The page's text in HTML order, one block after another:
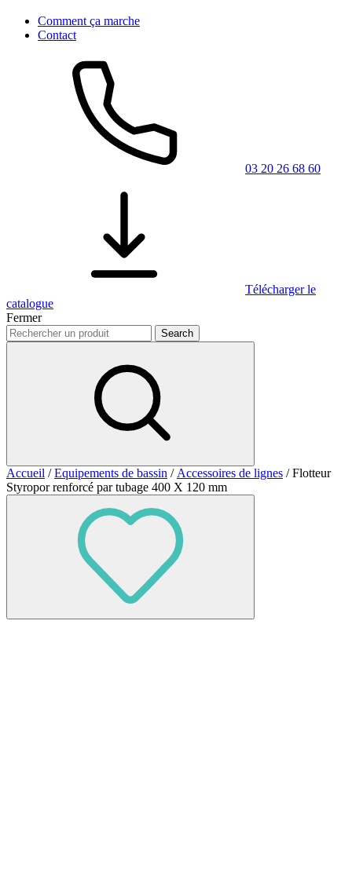
Comment ça marche
Contact
03 20 26 68 60
Télécharger le
catalogue
Fermer
Accueil /Equipements de bassin / Accessoires de lignes / Flotteur
Styropor renforcé par tubage 400 X 120 mm